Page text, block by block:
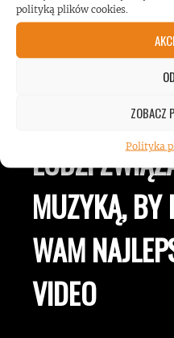
polityką plików cookies.
ZOBACZ
Polityka
JESTEŚMY
ZESPOŁÓW,
LUDZI
MUZYKĄ, BY
WAM
VIDEO